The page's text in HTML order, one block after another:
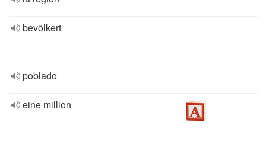
bevölkert
poblado
eine million